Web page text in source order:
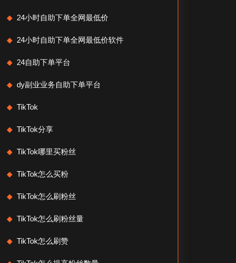
24小时自助下单全网最低价
24小时自助下单全网最低价软件
24自助下单平台
dy副业业务自助下单平台
TikTok
TikTok分享
TikTok哪里买粉丝
TikTok怎么买粉
TikTok怎么刷粉丝
TikTok怎么刷粉丝量
TikTok怎么刷赞